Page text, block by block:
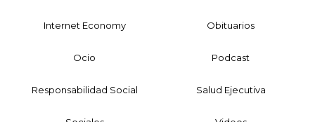
Internet Economy Obituarios
Ocio Podcast
Responsabilidad Social Salud Ejecutiva